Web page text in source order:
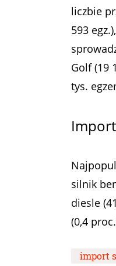
liczbie
593
Golf (19
tys.
silnik
diesle
(0,4
import